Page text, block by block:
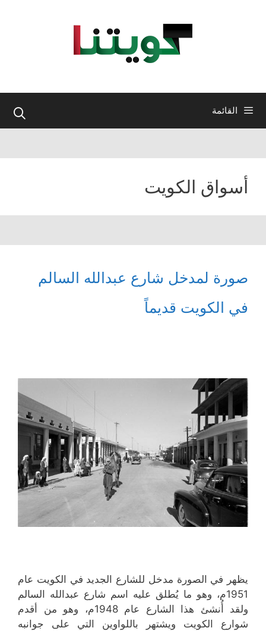
القائمة
أسواق الكويت
صورة لمدخل شارع عبدالله السالم
في الكويت قديماً
يظهر في الصورة مدخل للشارع الجديد في الكويت عام
1951م، وهو ما يُطلق عليه اسم شارع عبدالله السالم
ولقد أُنشئ هذا الشارع عام 1948م، وهو من أقدم
شوارع الكويت ويشتهر باللواوين التي على جوانبه